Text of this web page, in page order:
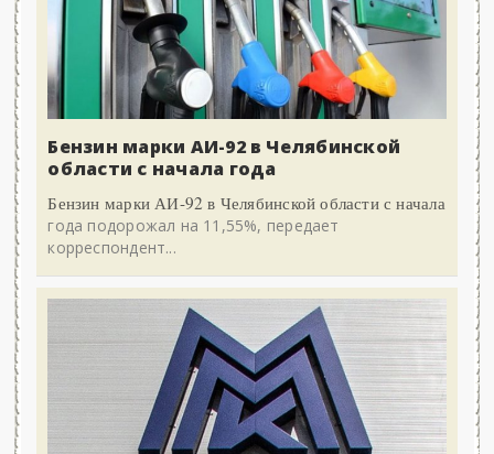
Бензин марки АИ-92 в Челябинской
области с начала года
Бензин марки АИ-92 в Челябинской области с начала
года подорожал на 11,55%, передает
корреспондент...